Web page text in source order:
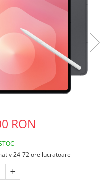
RON
24-72 ore lucratoare